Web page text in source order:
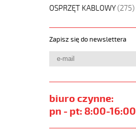
OSPRZĘT KABLOWY (275)
Zapisz się do newslettera
biuro czynne:
pn - pt: 8:00-16:00